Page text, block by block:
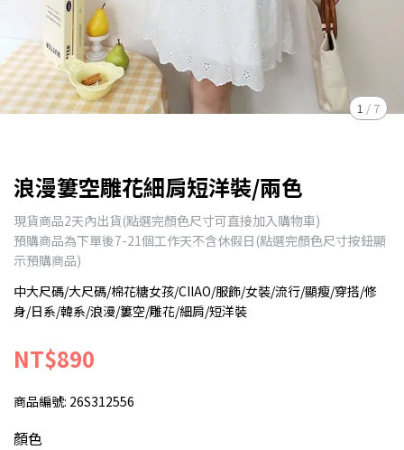
1 / 7
浪漫簍空雕花細肩短洋裝/兩色
現貨商品2天內出貨(點選完顏色尺寸可直接加入購物車)
預購商品為下單後7-21個工作天不含休假日(點選完顏色尺寸按鈕顯
示預購商品)
中大尺碼/大尺碼/棉花糖女孩/CIIAO/服飾/女裝/流行/顯瘦/穿搭/修
身/日系/韓系/浪漫/簍空/雕花/細肩/短洋裝
NT$890
商品編號: 26S312556
顏色